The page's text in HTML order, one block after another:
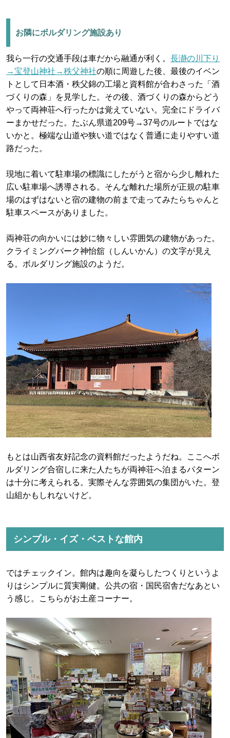
お隣にボルダリング施設あり
我ら一行の交通手段は車だから融通が利く。 長瀞の川下り
→宝登山神社→秩父神社の順に周遊した後、最後のイベン
トとして日本酒・秩父錦の工場と資料館が合わさった「酒
づくりの森」を見学した。その後、酒づくりの森からどう
やって両神荘へ行ったかは覚えていない。完全にドライバ
ーまかせだった。たぶん県道209号→37号のルートではな
いかと。極端な山道や狭い道ではなく普通に走りやすい道
路だった。
現地に着いて駐車場の標識にしたがうと宿から少し離れた
広い駐車場へ誘導される。そんな離れた場所が正規の駐車
場のはずはないと宿の建物の前まで走ってみたらちゃんと
駐車スペースがありました。
両神荘の向かいには妙に物々しい雰囲気の建物があった。
クライミングパーク神怡舘（しんいかん）の文字が見え
る。ボルダリング施設のようだ。
もとは山西省友好記念の資料館だったようだね。ここへボ
ルダリング合宿しに来た人たちが両神荘へ泊まるパターン
は十分に考えられる。実際そんな雰囲気の集団がいた。登
山組かもしれないけど。
シンプル・イズ・ベストな館内
ではチェックイン。館内は趣向を凝らしたつくりというよ
りはシンプルに質実剛健。公共の宿・国民宿舎だなあとい
う感じ。こちらがお土産コーナー。